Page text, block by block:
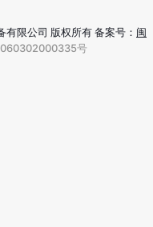
限公司 版权所有 备案号： 闽
号